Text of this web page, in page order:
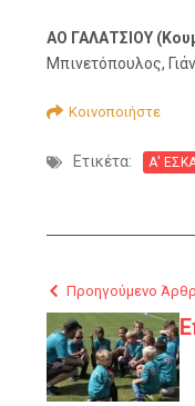
ΑΟ ΓΑΛΑΤΣΙΟΥ
Μπινετόπουλος,
Κοινοποιήστε
Ετικέτα: Α'
Προηγούμενο